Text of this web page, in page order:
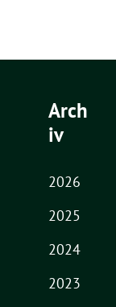
Arch
iv
2026
2025
2024
2023